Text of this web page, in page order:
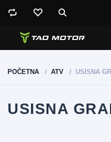
POČETNA ATV USISNA
USISNA